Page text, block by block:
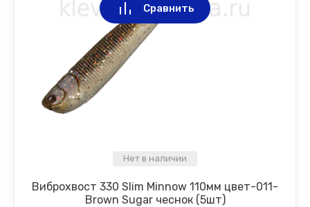
Нет в наличии
Виброхвост 330 Slim Minnow 110мм цвет-011-
Brown Sugar чеснок (5шт)
Сравнить